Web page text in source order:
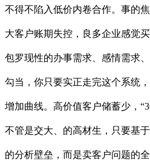
不得不陷入低价内卷合作。事的
大客户账期失控，良多企业感觉
包罗现性的办事需求、感情需求
勾当，你只要实正走完这个系统
增加曲线。高价值客户储蓄少，
不管是交大、的高材生，只要基
的分析壁垒，而是卖客户问题的